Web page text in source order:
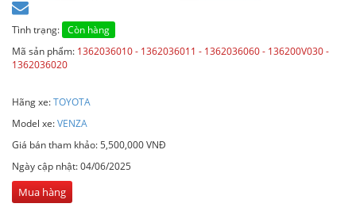
Tình trạng: Còn hàng
Mã sản phẩm: 1362036010 - 1362036011 - 1362036060 - 136200V030 -
1362036020
Hãng xe:TOYOTA
Model xe:VENZA
Giá bán tham khảo: 5,500,000 VNĐ
Ngày cập nhật:04/06/2025
Mua hàng